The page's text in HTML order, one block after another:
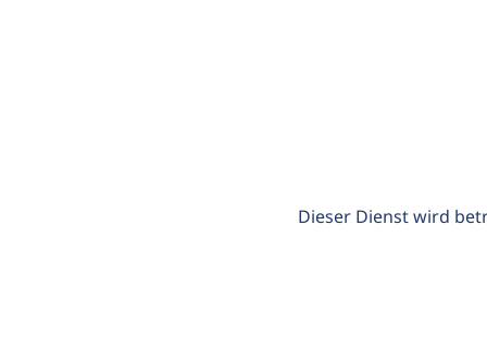
Dieser Dienst wird